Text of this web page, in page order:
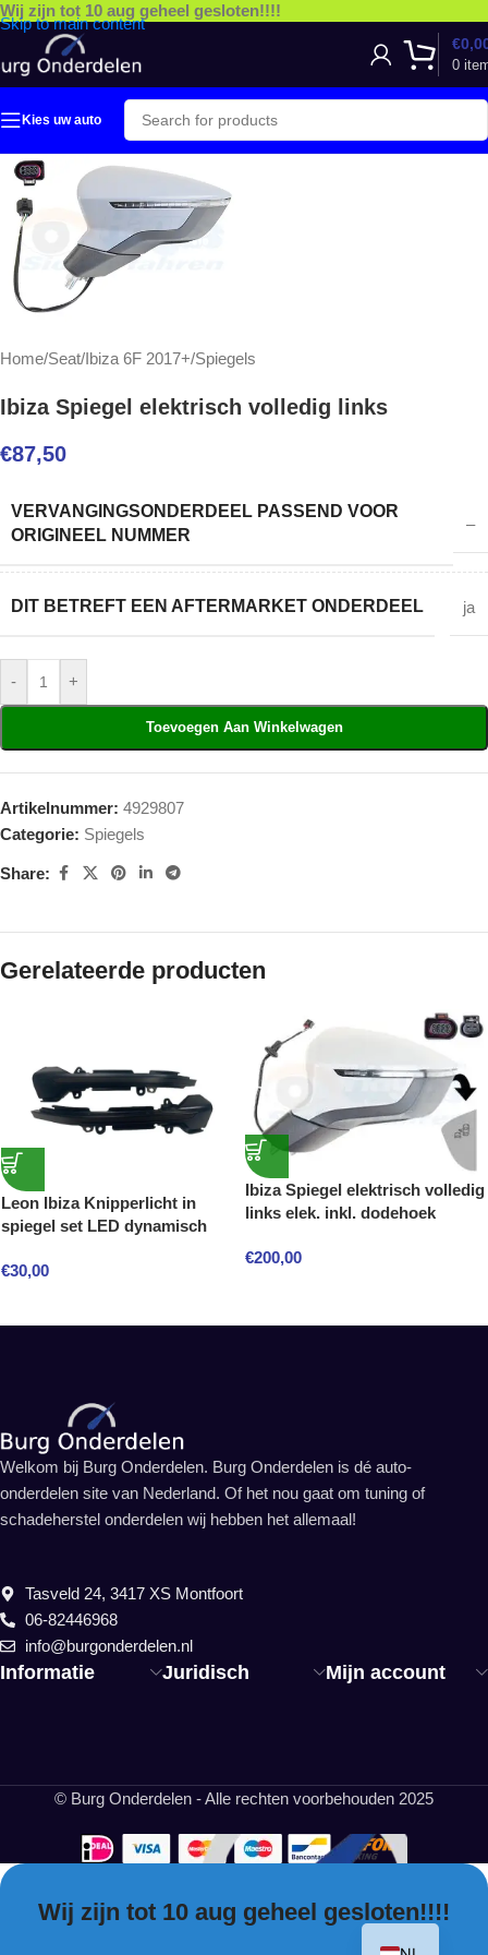
Skip to main content
Wij zijn tot 10 aug geheel gesloten!!!!
0
€
Kies uw auto
Home/Seat/Ibiza 6F 2017+/Spiegels
Ibiza Spiegel elektrisch volledig links
€87,50
VERVANGINGSONDERDEEL PASSEND VOOR
ORIGINEEL NUMMER
–
DIT BETREFT EEN AFTERMARKET ONDERDEEL ja
- +
Toevoegen Aan Winkelwagen
Artikelnummer: 4929807
Categorie: Spiegels
Share:
Gerelateerde producten
Leon Ibiza Knipperlicht in
spiegel set LED dynamisch
€30,00
Ibiza Spiegel elektrisch volledig
links elek. inkl. dodehoek
€200,00
Informatie Juridisch Mijn account
Welkom bij Burg Onderdelen. Burg Onderdelen is dé auto-
onderdelen site van Nederland. Of het nou gaat om tuning of
schadeherstel onderdelen wij hebben het allemaal!
Tasveld 24, 3417 XS Montfoort
06-82446968
info@burgonderdelen.nl
© Burg Onderdelen - Alle rechten voorbehouden 2025
Wij zijn tot 10 aug geheel gesloten!!!!
EN